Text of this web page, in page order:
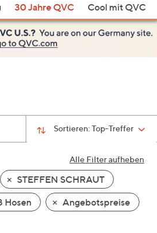
30 Jahre QVC Cool mit QVC
Sortieren:Top-Treffer
Alle Filter aufheben
STEFFEN SCHRAUT
Hosen
Angebotspreise